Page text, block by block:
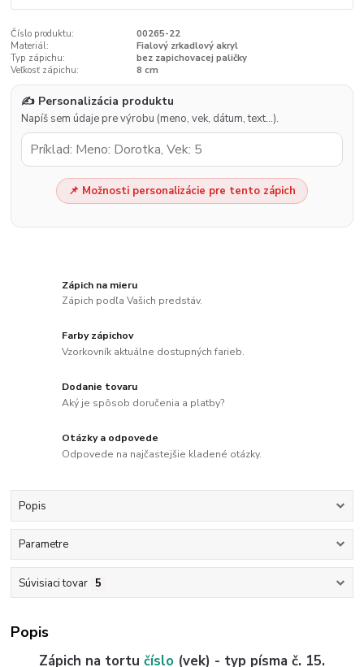
Číslo produktu:
00265-22
Materiál:
Fialový zrkadlový akryl
Typ zápichu:
bez zapichovacej paličky
Veľkosť zápichu:
8 cm
✍️ Personalizácia produktu
Napíš sem údaje pre výrobu (meno, vek, dátum, text…).
📌 Možnosti personalizácie pre tento zápich
Zápich na mieru
Zápich podľa Vašich predstáv.
Farby zápichov
Vzorkovník aktuálne dostupných farieb.
Dodanie tovaru
Aký je spôsob doručenia a platby?
Otázky a odpovede
Odpovede na najčastejšie kladené otázky.
Popis
Parametre
Súvisiaci tovar 5
Popis
Zápich na tortu číslo (vek) - typ písma č. 15.